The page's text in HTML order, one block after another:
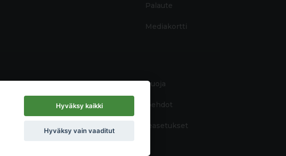
Palaute
Mediakortti
Tietosuoja
Käyttöehdot
Evästeasetukset
Hyväksy kaikki
Hyväksy vain vaaditut